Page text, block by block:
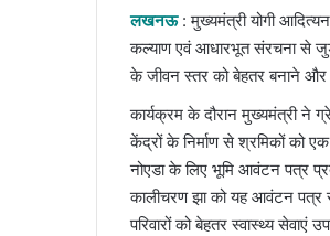
email
लखनऊ : मुख्यमंत्री योगी
कल्याण एवं आधारभूत संरचना से
के जीवन स्तर को बेहतर बनाने और
कार्यक्रम के दौरान मुख्यमंत्री ने
केंद्रों के निर्माण से श्रमिकों को
नोएडा के लिए भूमि आवंटन पत्र
कालीचरण झा को यह आवंटन पत्र
परिवारों को बेहतर स्वास्थ्य सेवाएं